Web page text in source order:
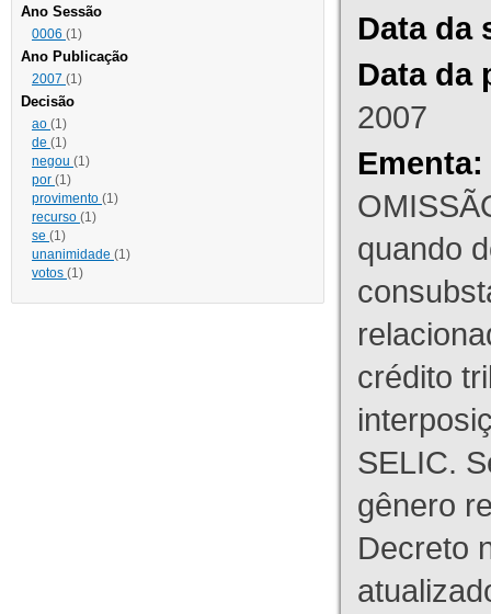
Ano Sessão
0006 (1)
Ano Publicação
2007 (1)
Decisão
ao (1)
de (1)
negou (1)
por (1)
provimento (1)
recurso (1)
se (1)
unanimidade (1)
votos (1)
Data da
Data da
2007
Ementa:
quando
crédito
SELIC.
gênero
Decreto